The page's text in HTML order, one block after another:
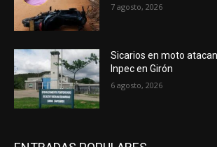
7 agosto, 2026
Sicarios en moto
Inpec en Girón
6 agosto, 2026